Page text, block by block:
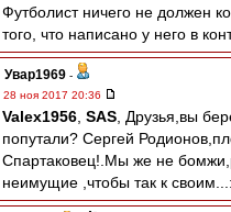
Футболист ничего не должен
того, что написано у него в
Увар1969 -
28 ноя 2017 20:36
Valex1956 SAS , Друзья,вы
попутали? Сергей
Спартаковец!.Мы же не
неимущие ,чтобы так к